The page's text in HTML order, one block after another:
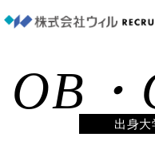
OB・
出身